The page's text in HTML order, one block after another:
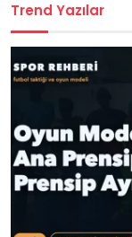
Trend Yazılar